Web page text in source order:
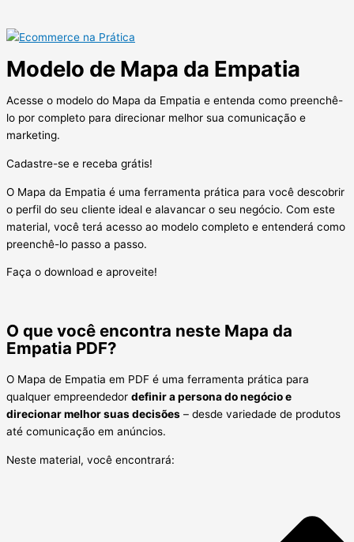
Modelo de Mapa da Empatia
Acesse o modelo do Mapa da Empatia e entenda como preenchê-
lo por completo para direcionar melhor sua comunicação e
marketing.
Cadastre-se e receba grátis!
O Mapa da Empatia é uma ferramenta prática para você descobrir
o perfil do seu cliente ideal e alavancar o seu negócio. Com este
material, você terá acesso ao modelo completo e entenderá como
preenchê-lo passo a passo.
Faça o download e aproveite!
O que você encontra neste Mapa da
Empatia PDF?
O Mapa de Empatia em PDF é uma ferramenta prática para
qualquer empreendedor definir a persona do negócio e
direcionar melhor suas decisões – desde variedade de produtos
até comunicação em anúncios.
Neste material, você encontrará: